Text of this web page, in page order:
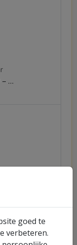
goed te
verbeteren.
– …
– …